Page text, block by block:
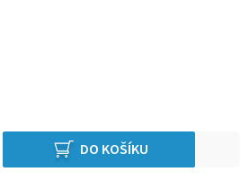
DO KOŠÍKU